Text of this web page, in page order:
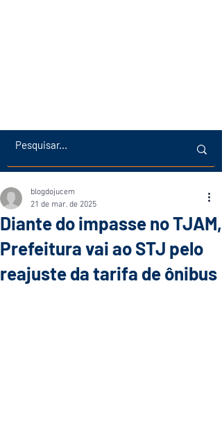
Diante do impasse no TJAM,
Prefeitura vai ao STJ pelo
reajuste da tarifa de ônibus
blogdojucem
21 de mar. de 2025